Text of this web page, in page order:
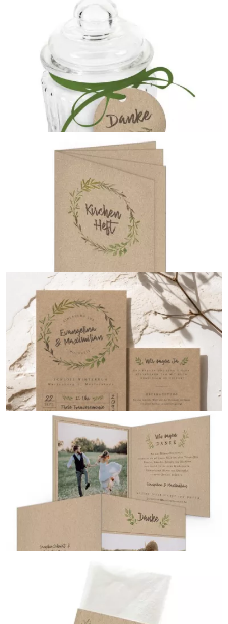
Menükarten
{farbicons}
Geschenkanhänger
{farbicons}
Kirchenheft
{farbicons}
Einladungskarten zur Hochzeit
{farbicons}